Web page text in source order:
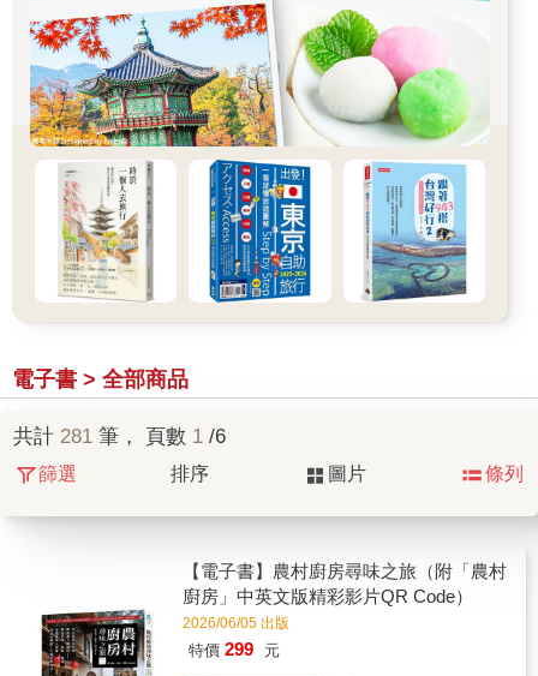
電子書 > 全部商品
共計 281 筆， 頁數 1 /6
篩選 排序 圖片 條列
【電子書】農村廚房尋味之旅（附「農村
廚房」中英文版精彩影片QR Code）
2026/06/05 出版
特價 299 元